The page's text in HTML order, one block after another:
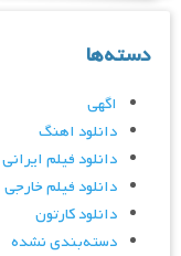
دسته‌ها
اگهی
دانلود اهنگ
دانلود فیلم ایرانی
دانلود فیلم خارجی
دانلود کارتون
دسته‌بندی نشده